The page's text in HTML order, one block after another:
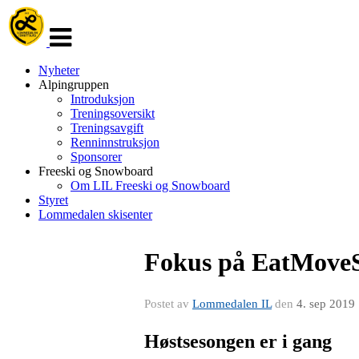
navigasjon
Nyheter
Alpingruppen
Introduksjon
Treningsoversikt
Treningsavgift
Renninnstruksjon
Sponsorer
Freeski og Snowboard
Om LIL Freeski og Snowboard
Styret
Lommedalen skisenter
Fokus på
Postet av Lommedalen ILden 4. sep 2019
Høstsesongen er i gang